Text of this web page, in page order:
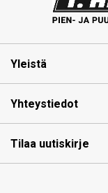
Yleistä
Yhteystiedot
Tilaa uutiskirje